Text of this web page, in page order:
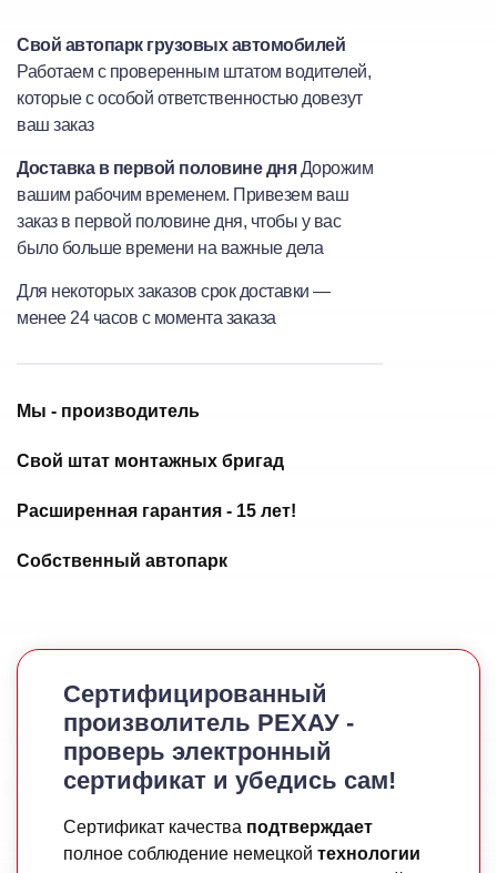
на этой странице сайта?
Свой автопарк грузовых автомобилей
Работаем с проверенным штатом водителей,
которые с особой ответственностью довезут
ваш заказ
Доставка в первой половине дняДорожим
вашим рабочим временем. Привезем ваш
заказ в первой половине дня, чтобы у вас
было больше времени на важные дела
Для некоторых заказов срок доставки —
менее 24 часов с момента заказа
Мы - производитель
Свой штат монтажных бригад
Расширенная гарантия - 15 лет!
Собственный автопарк
Сертифицированный
произволитель РЕХАУ -
проверь электронный
сертификат и убедись сам!
Сертификат качества подтверждает
полное соблюдение немецкой технологии